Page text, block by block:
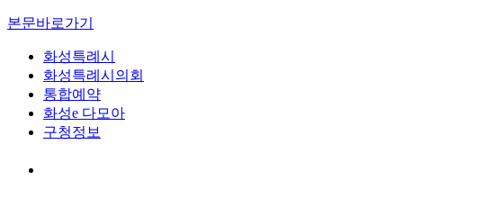
본문바로가기
화성특례시
화성특례시의회
통합예약
화성e 다모아
구청정보